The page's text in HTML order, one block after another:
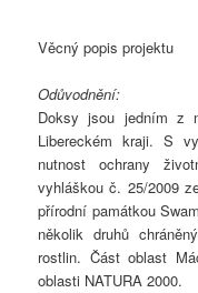
Věcný popis projektu
Odůvodnění:
Doksy jsou jedním z
Libereckém kraji. S
nutnost ochrany
vyhláškou č. 25/2009
přírodní památkou
několik druhů
rostlin. Část oblast
oblasti NATURA 2000.